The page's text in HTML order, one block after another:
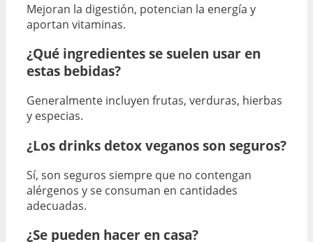
Mejoran la digestión, potencian la energía y
aportan vitaminas.
¿Qué ingredientes se suelen usar en
estas bebidas?
Generalmente incluyen frutas, verduras, hierbas
y especias.
¿Los drinks detox veganos son seguros?
Sí, son seguros siempre que no contengan
alérgenos y se consuman en cantidades
adecuadas.
¿Se pueden hacer en casa?